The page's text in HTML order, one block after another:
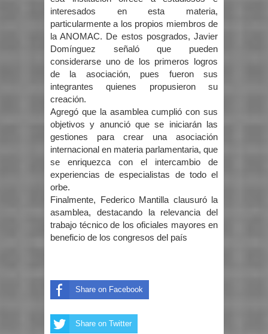
interesados en esta materia,
particularmente a los propios miembros de
la ANOMAC. De estos posgrados, Javier
Domínguez señaló que pueden
considerarse uno de los primeros logros
de la asociación, pues fueron sus
integrantes quienes propusieron su
creación.
Agregó que la asamblea cumplió con sus
objetivos y anunció que se iniciarán las
gestiones para crear una asociación
internacional en materia parlamentaria, que
se enriquezca con el intercambio de
experiencias de especialistas de todo el
orbe.
Finalmente, Federico Mantilla clausuró la
asamblea, destacando la relevancia del
trabajo técnico de los oficiales mayores en
beneficio de los congresos del país
Share on Facebook
Share on Twitter